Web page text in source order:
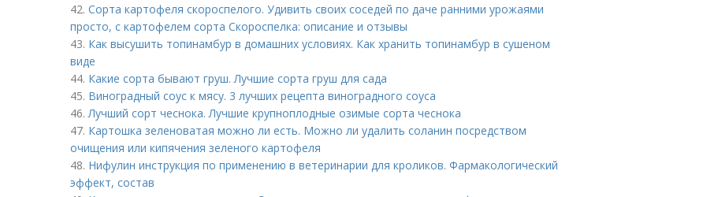
42. Сорта картофеля скороспелого. Удивить своих соседей по даче ранними урожаями
просто, с картофелем сорта Скороспелка: описание и отзывы
43. Как высушить топинамбур в домашних условиях. Как хранить топинамбур в сушеном
виде
44. Какие сорта бывают груш. Лучшие сорта груш для сада
45. Виноградный соус к мясу. 3 лучших рецепта виноградного соуса
46.Лучший сорт чеснока. Лучшие крупноплодные озимые сорта чеснока
47. Картошка зеленоватая можно ли есть. Можно ли удалить соланин посредством
очищения или кипячения зеленого картофеля
48. Нифулин инструкция по применению в ветеринарии для кроликов. Фармакологический
эффект, состав